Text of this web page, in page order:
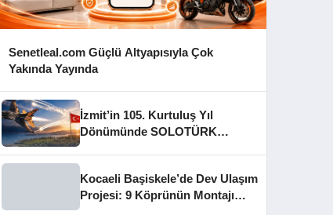
Senetleal.com Güçlü Altyapısıyla Çok
Yakında Yayında
İzmit’in 105. Kurtuluş Yıl
Dönümünde SOLOTÜRK
Kocaeli Başiskele’de Dev Ulaşım
Projesi: 9 Köprünün Montajı